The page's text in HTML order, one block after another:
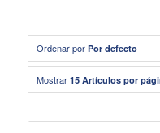
Ordenar por Por defecto
Mostrar 15 Artículos por